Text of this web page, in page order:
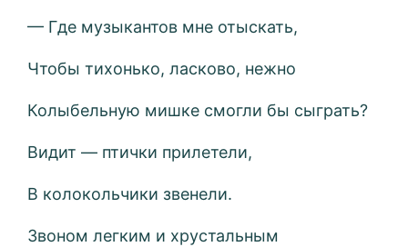
— Где музыкантов мне отыскать,
Чтобы тихонько, ласково, нежно
Колыбельную мишке смогли бы сыграть?
Видит — птички прилетели,
В колокольчики звенели.
Звоном легким и хрустальным